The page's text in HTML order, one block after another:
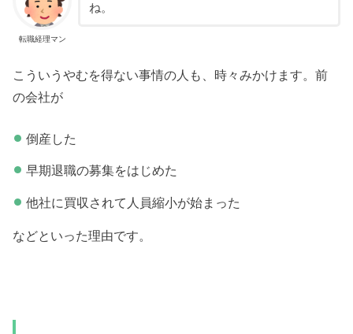
転職経理マン
ね。
こういうやむを得ない事情の人も、時々みかけます。前
の会社が
倒産した
早期退職の募集をはじめた
他社に買収されて人員縮小が始まった
などといった理由です。